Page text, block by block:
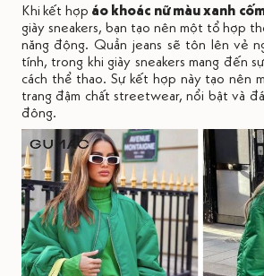
Khi kết hợp áo khoác nữ màu xanh
giày sneakers, bạn tạo nên một tổ hợp
năng động. Quần jeans sẽ tôn lên vẻ
tính, trong khi giày sneakers mang đến
cách thể thao. Sự kết hợp này tạo nên
trang đậm chất streetwear, nổi bật và
đông.